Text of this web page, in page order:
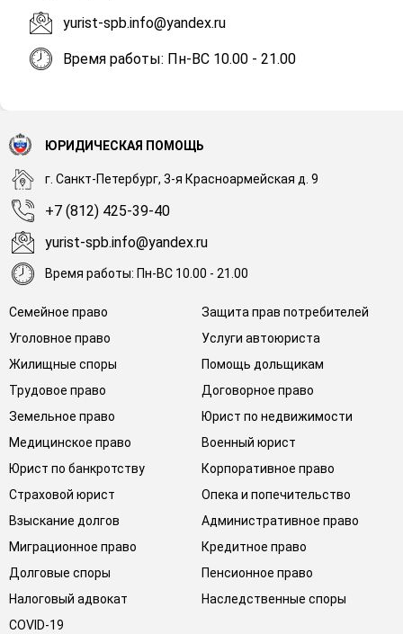
yurist-spb.info@yandex.ru
Время работы: Пн-ВС 10.00 - 21.00
Семейное право
Защита прав потребителей
Уголовное право
Услуги автоюриста
Жилищные споры
Помощь дольщикам
Трудовое право
Договорное право
Земельное право
Юрист по недвижимости
Медицинское право
Военный юрист
Юрист по банкротству
Корпоративное право
Страховой юрист
Опека и попечительство
Взыскание долгов
Административное право
Миграционное право
Кредитное право
Долговые споры
Пенсионное право
Налоговый адвокат
Наследственные споры
COVID-19
ЮРИДИЧЕСКАЯ ПОМОЩЬ
г. Санкт-Петербург, 3-я Красноармейская д. 9
+7 (812) 425-39-40
yurist-spb.info@yandex.ru
Время работы: Пн-ВС 10.00 - 21.00